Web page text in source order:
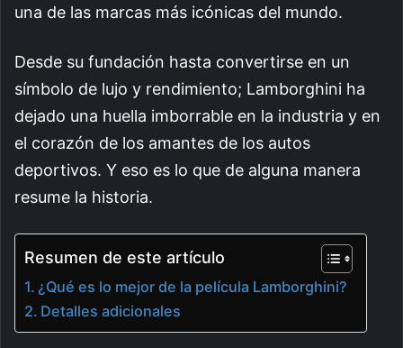
una de las marcas más icónicas del mundo.
Desde su fundación hasta convertirse en un
símbolo de lujo y rendimiento; Lamborghini ha
dejado una huella imborrable en la industria y en
el corazón de los amantes de los autos
deportivos. Y eso es lo que de alguna manera
resume la historia.
Resumen de este artículo
¿Qué es lo mejor de la película Lamborghini?
Detalles adicionales